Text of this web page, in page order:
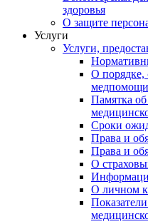
здоровья
О защите
Услуги
Услуги,
О порядке,
Памятка об
Сроки
Права и
Права и
О
О личном